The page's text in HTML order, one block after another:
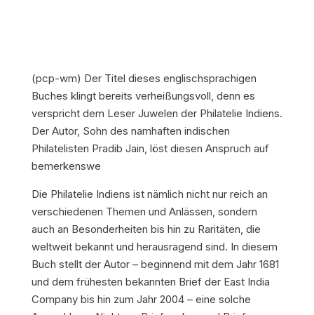
(pcp-wm) Der Titel dieses englischsprachigen
Buches klingt bereits verheißungsvoll, denn es
verspricht dem Leser Juwelen der Philatelie Indiens.
Der Autor, Sohn des namhaften indischen
Philatelisten Pradib Jain, löst diesen Anspruch auf
bemerkenswe
Die Philatelie Indiens ist nämlich nicht nur reich an
verschiedenen Themen und Anlässen, sondern
auch an Besonderheiten bis hin zu Raritäten, die
weltweit bekannt und herausragend sind. In diesem
Buch stellt der Autor – beginnend mit dem Jahr 1681
und dem frühesten bekannten Brief der East India
Company bis hin zum Jahr 2004 – eine solche